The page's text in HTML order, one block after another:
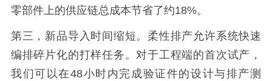
零部件上的供应链总成本节省了约18%。
第三，新品导入时间缩短。柔性排产允许系统快速
编排碎片化的打样任务。对于工程端的首次试产，
我们可以在48小时内完成验证件的设计与排产测